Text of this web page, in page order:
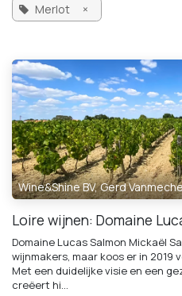
Merlot ×
Wine&Shine BV, Gerd
Loire wijnen: Domaine
Domaine Lucas Salmon Mickaël
wijnmakers, maar koos er in 2019
Met een duidelijke visie en een
creëert hi...